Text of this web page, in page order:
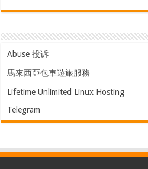
Abuse 投诉
馬來西亞包車遊旅服務
Lifetime Unlimited Linux Hosting
Telegram